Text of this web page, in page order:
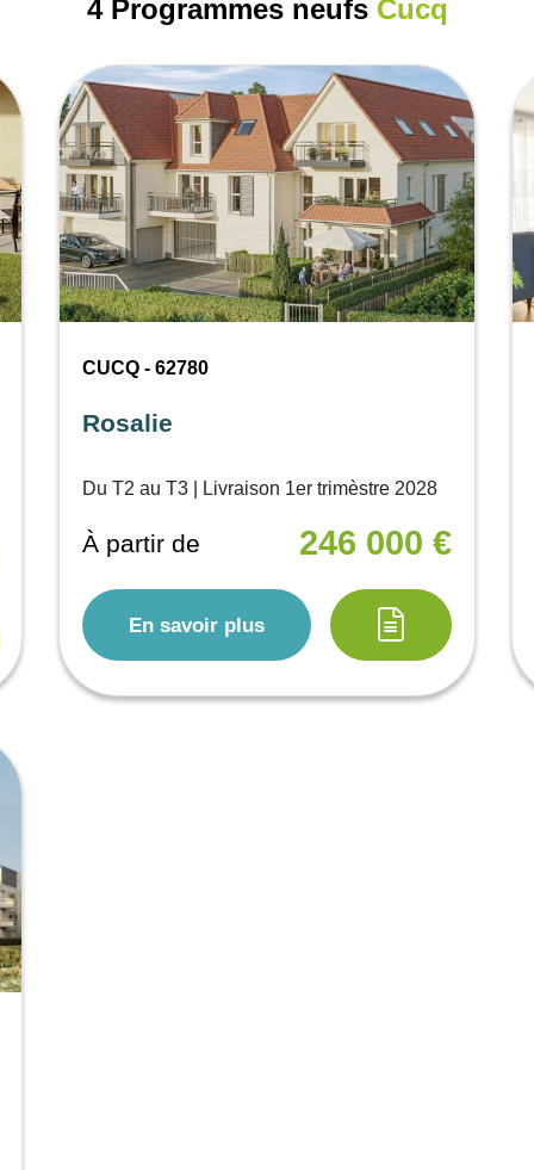
4 Programmes neufs Cucq
CUCQ - 62780
Rosalie
Du T2 au T3 | Livraison 1er trimèstre 2028
À partir de 246 000 €
En savoir plus